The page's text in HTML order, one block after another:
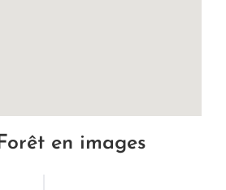
en images